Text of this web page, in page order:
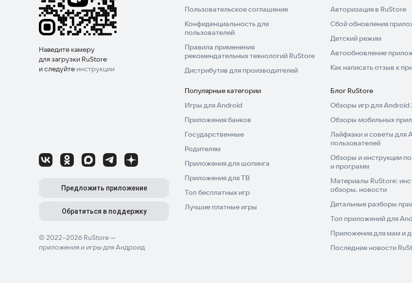
Наведите камеру
для загрузки RuStore
и следуйте инструкции
© 2022–2026 RuStore —
приложения и игры для Андроид
Предложить приложение
Обратиться в поддержку
Пользовательское соглашение
Конфиденциальность для
пользователей
Правила применения
рекомендательных технологий RuStore
Дистрибутив для производителей
Авторизация в RuStore
Сбой обновления
Детский режим
Автообновление
Как написать отзыв к
Популярные категории
Игры для Android
Приложения банков
Государственные
Родителям
Приложения для шопинга
Приложения для ТВ
Топ бесплатных игр
Лучшие платные игры
Блог RuStore
Обзоры игр для Android
Обзоры мобильных
Лайфхаки и советы для
пользователей
Обзоры и инструкции
и программ
Материалы RuStore:
обзоры, новости
Детальные разборы
Топ приложений для
Приложения для мам и
Последние новости